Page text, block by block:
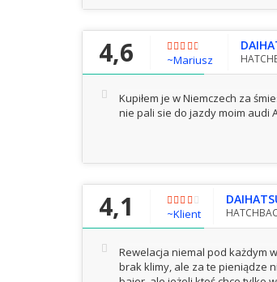
4,6 ~Mariusz G-T
Kupiłem je w Niemczech za
nie pali sie do jazdy moim audi
4,1 ~Klient
Rewelacja niemal pod każdym
brak klimy, ale za te pieniądze